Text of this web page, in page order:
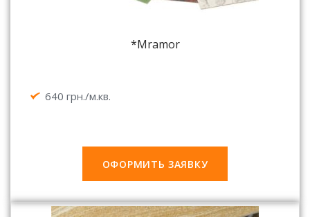
*Mramor
640 грн./м.кв.
ОФОРМИТЬ ЗАЯВКУ